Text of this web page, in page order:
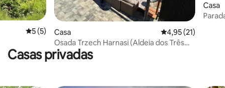
73avaliações
Classificação média de 5 em 5 estrelas, 5avaliações
5 (5)
Casa Classificação
4,95 (21)
Osada Trzech Harnasi (Aldeia dos Três
Harnasi) com sauna e jacuzzi
Casa
Casas privadas